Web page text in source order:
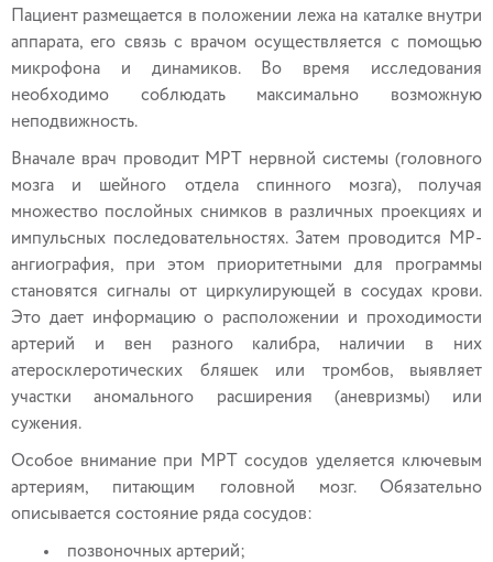
Пациент размещается в положении лежа на каталке внутри
аппарата, его связь с врачом осуществляется с помощью
микрофона и динамиков. Во время исследования
необходимо соблюдать максимально возможную
неподвижность.
Вначале врач проводит МРТ нервной системы (головного
мозга и шейного отдела спинного мозга), получая
множество послойных снимков в различных проекциях и
импульсных последовательностях. Затем проводится МР-
ангиография, при этом приоритетными для программы
становятся сигналы от циркулирующей в сосудах крови.
Это дает информацию о расположении и проходимости
артерий и вен разного калибра, наличии в них
атеросклеротических бляшек или тромбов, выявляет
участки аномального расширения (аневризмы) или
сужения.
Особое внимание при МРТ сосудов уделяется ключевым
артериям, питающим головной мозг. Обязательно
описывается состояние ряда сосудов:
позвоночных артерий;